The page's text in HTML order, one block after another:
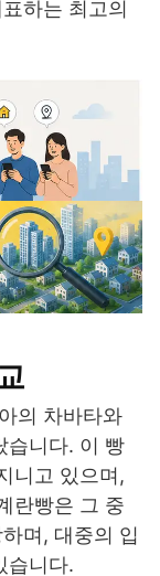
하는 최고의
의 차바타와
습니다. 이 빵
니고 있으며,
란빵은 그 중
며, 대중의 입
습니다.